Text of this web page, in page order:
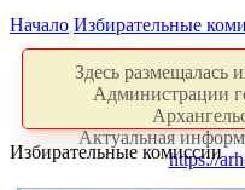
Начало Избирательные
Здесь размещалась
Администрации
Актуальная
https://
Избирательные комиссии